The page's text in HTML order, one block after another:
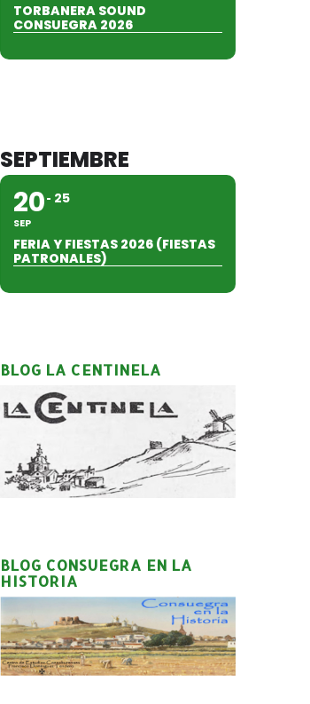
TORBANERA SOUND
CONSUEGRA 2026
SEPTIEMBRE
20
SEP
25
FERIA Y FIESTAS 2026 (FIESTAS
PATRONALES)
BLOG LA CENTINELA
BLOG CONSUEGRA EN LA
HISTORIA